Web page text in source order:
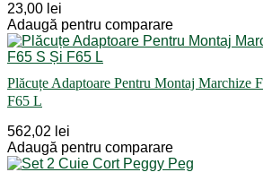
23,00 lei
Adaugă pentru comparare
Plăcuțe Adaptoare Pentru Montaj Marchize
F65 L
562,02 lei
Adaugă pentru comparare